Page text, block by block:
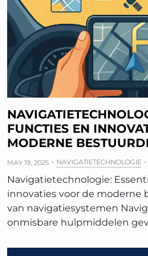
FUNCTIES EN
MODERNE
MAY 19, 2025 NAVIGATIETECHNOLOGIE
Navigatietechnologie:
innovaties voor de moderne
van navigatiesystemen
onmisbare hulpmiddelen